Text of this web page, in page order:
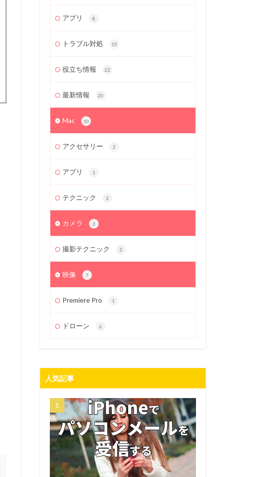
アプリ 8
トラブル対処 15
役立ち情報 22
最新情報 20
Mac 10
アクセサリー 2
アプリ 1
テクニック 2
カメラ 3
撮影テクニック 2
映像 7
Premiere Pro 1
ドローン 6
人気記事